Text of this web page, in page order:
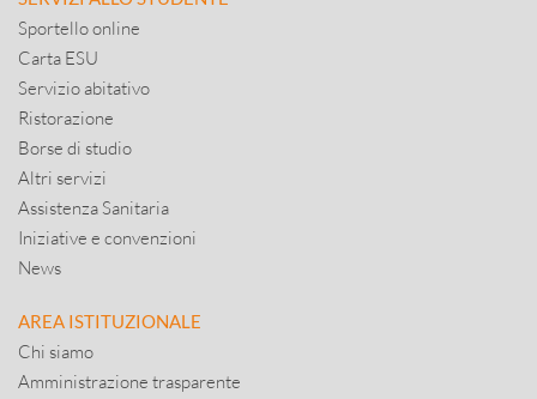
Sportello online
Carta ESU
Servizio abitativo
Ristorazione
Borse di studio
Altri servizi
Assistenza Sanitaria
Iniziative e convenzioni
News
AREA ISTITUZIONALE
Chi siamo
Amministrazione trasparente